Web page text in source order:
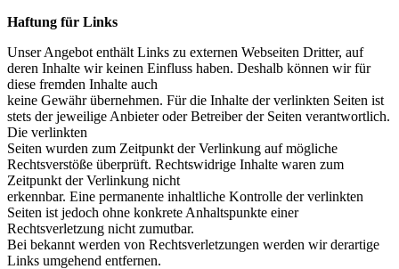
Haftung für Links
Unser Angebot enthält Links zu externen Webseiten Dritter, auf
deren Inhalte wir keinen Einfluss haben. Deshalb können wir für
diese fremden Inhalte auch
keine Gewähr übernehmen. Für die Inhalte der verlinkten Seiten ist
stets der jeweilige Anbieter oder Betreiber der Seiten verantwortlich.
Die verlinkten
Seiten wurden zum Zeitpunkt der Verlinkung auf mögliche
Rechtsverstöße überprüft. Rechtswidrige Inhalte waren zum
Zeitpunkt der Verlinkung nicht
erkennbar. Eine permanente inhaltliche Kontrolle der verlinkten
Seiten ist jedoch ohne konkrete Anhaltspunkte einer
Rechtsverletzung nicht zumutbar.
Bei bekannt werden von Rechtsverletzungen werden wir derartige
Links umgehend entfernen.